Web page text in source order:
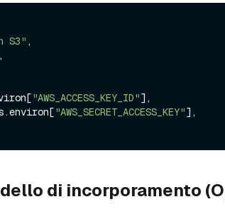
S3" ,
,
"AWS_ACCESS_KEY_ID"],
"AWS_SECRET_ACCESS_KEY"],
di incorporamento